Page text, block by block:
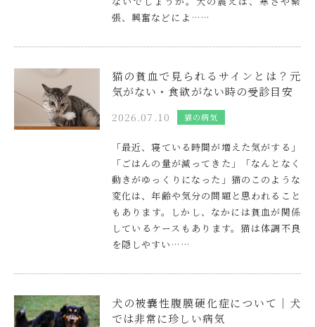
張、興奮などによ……
猫の貧血で見られるサインとは？元
気がない・食欲がない時の受診目安
2026.07.10 猫の病気
「最近、寝ている時間が増えた気がする」
「ごはんの量が減ってきた」「なんとなく
動きがゆっくりになった」猫のこのような
変化は、年齢や気分の問題と思われること
もあります。しかし、なかには貧血が関係
しているケースもあります。猫は体調不良
を隠しやすい……
犬の被嚢性腹膜硬化症について｜犬
では非常に珍しい病気